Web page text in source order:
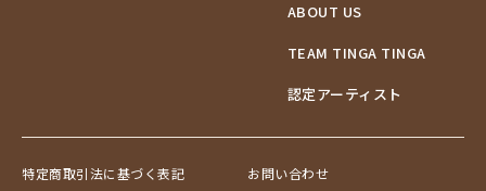
ABOUT US
TEAM TINGA TINGA
認定アーティスト
特定商取引法に基づく表記
お問い合わせ